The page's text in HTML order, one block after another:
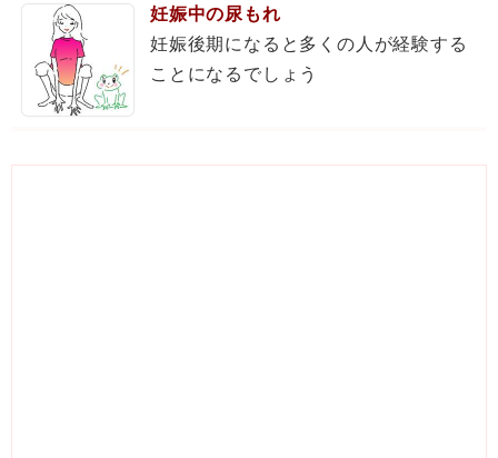
妊娠中の尿もれ
妊娠後期になると多くの人が経験する
ことになるでしょう